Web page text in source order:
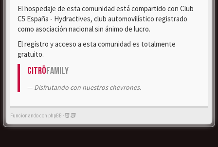
El hospedaje de esta comunidad está compartido con Club
C5 España - Hydractives, club automovilístico registrado
como asociación nacional sin ánimo de lucro.
El registro y acceso a esta comunidad es totalmente
gratuito.
CitröFamily
Disfrutando con nuestros chevrones.
Funcionando con phpBB -